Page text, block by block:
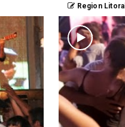
Region Litoral